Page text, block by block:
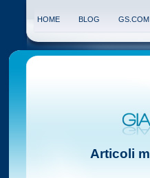
HOME BLOG GS.COM
Articoli